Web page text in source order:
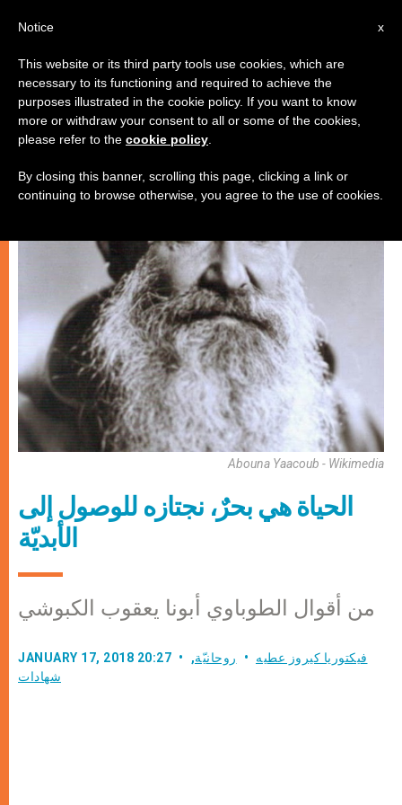
روحانيّة,شهادات
Abouna Yaacoub - Wikimedia
الحياة هي بحرٌ، نجتازه للوصول إلى
الأبديّة
من أقوال الطوباوي أبونا يعقوب الكبوشي
JANUARY 17, 2018 20:27 فيكتوريا كيروز عطيه روحانيّة,
شهادات
x
Notice
This website or its third party tools use cookies, which are
necessary to its functioning and required to achieve the
purposes illustrated in the cookie policy. If you want to know
more or withdraw your consent to all or some of the cookies,
please refer to the cookie policy
By closing this banner, scrolling this page, clicking a link or
continuing to browse otherwise, you agree to the use of cookies.